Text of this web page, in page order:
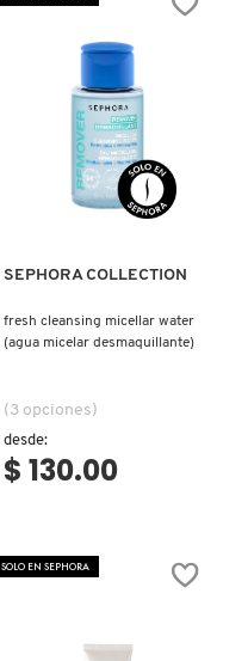
Ver más
SEPHORA COLLECTION
fresh cleansing micellar water
(agua micelar desmaquillante)
(3 opciones)
desde:
$ 130.00
SOLO EN SEPHORA